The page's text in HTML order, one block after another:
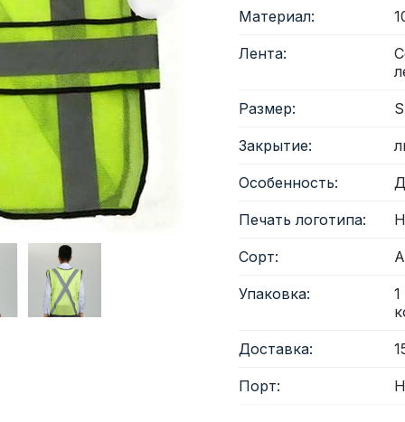
ткань
Материал:
Лента:
Размер:
Закрытие:
Особенность:
Печать логотипа:
Сорт:
Упаковка:
Доставка:
Порт: